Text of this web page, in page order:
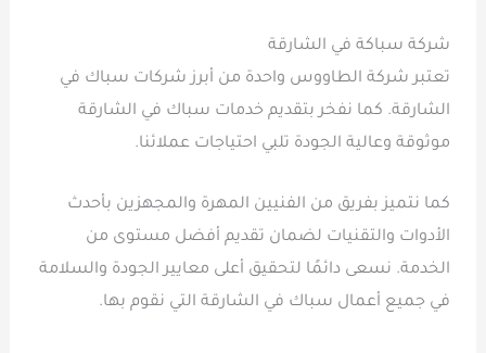
شركة سباكة في الشارقة
تعتبر شركة الطاووس واحدة من أبرز شركات سباك في
الشارقة. كما نفخر بتقديم خدمات سباك في الشارقة
موثوقة وعالية الجودة تلبي احتياجات عملائنا.
كما نتميز بفريق من الفنيين المهرة والمجهزين بأحدث
الأدوات والتقنيات لضمان تقديم أفضل مستوى من
الخدمة. نسعى دائمًا لتحقيق أعلى معايير الجودة والسلامة
في جميع أعمال سباك في الشارقة التي نقوم بها.